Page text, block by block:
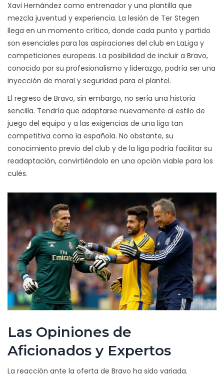
Xavi Hernández como entrenador y una plantilla que
mezcla juventud y experiencia. La lesión de Ter Stegen
llega en un momento crítico, donde cada punto y partido
son esenciales para las aspiraciones del club en LaLiga y
competiciones europeas. La posibilidad de incluir a Bravo,
conocido por su profesionalismo y liderazgo, podría ser una
inyección de moral y seguridad para el plantel.
El regreso de Bravo, sin embargo, no sería una historia
sencilla. Tendría que adaptarse nuevamente al estilo de
juego del equipo y a las exigencias de una liga tan
competitiva como la española. No obstante, su
conocimiento previo del club y de la liga podría facilitar su
readaptación, convirtiéndolo en una opción viable para los
culés.
Las Opiniones de
Aficionados y Expertos
La reacción ante la oferta de Bravo ha sido variada.